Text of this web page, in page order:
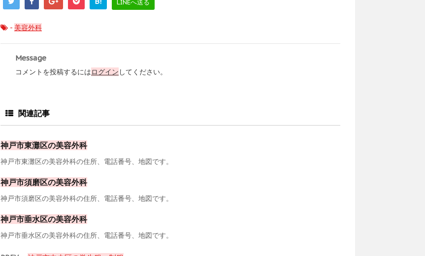
LINEへ送る
- 美容外科
Message
コメントを投稿するにはログイン してください。
関連記事
神戸市東灘区の美容外科
神戸市東灘区の美容外科の住所、電話番号、地図です。
神戸市須磨区の美容外科
神戸市須磨区の美容外科の住所、電話番号、地図です。
神戸市垂水区の美容外科
神戸市垂水区の美容外科の住所、電話番号、地図です。